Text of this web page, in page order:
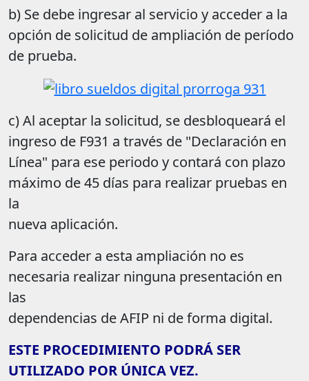
b) Se debe ingresar al servicio y acceder a la
opción de solicitud de ampliación de período
de prueba.
c) Al aceptar la solicitud, se desbloqueará el
ingreso de F931 a través de "Declaración en
Línea" para ese periodo y contará con plazo
máximo de 45 días para realizar pruebas en
la
nueva aplicación.
Para acceder a esta ampliación no es
necesaria realizar ninguna presentación en
las
dependencias de AFIP ni de forma digital.
ESTE PROCEDIMIENTO PODRÁ SER
UTILIZADO POR ÚNICA VEZ.